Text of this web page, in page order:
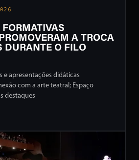
A TROCA
DURANTE O FILO
e apresentações didáticas
com a arte teatral; Espaço
destaques